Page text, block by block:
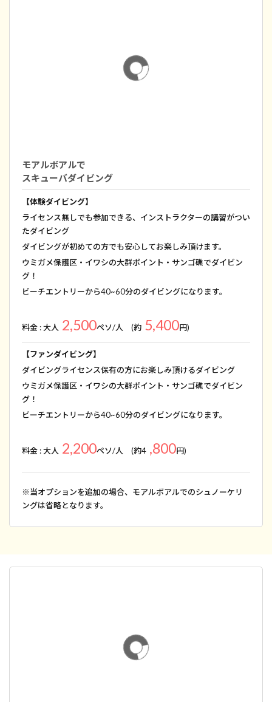
モアルボアルで
スキューバダイビング
【体験ダイビング】
ライセンス無しでも参加できる、インストラクターの講習がつい
たダイビング
ダイビングが初めての方でも安心してお楽しみ頂けます。
ウミガメ保護区・イワシの大群ポイント・サンゴ礁でダイビン
グ！
ビーチエントリーから40~60分のダイビングになります。
料金 : 大人 2,500ペソ/人 (約 5,400円)
【ファンダイビング】
ダイビングライセンス保有の方にお楽しみ頂けるダイビング
ウミガメ保護区・イワシの大群ポイント・サンゴ礁でダイビン
グ！
ビーチエントリーから40~60分のダイビングになります。
料金 : 大人 2,200ペソ/人 (約4 ,800円)
※当オプションを追加の場合、モアルボアルでのシュノーケリ
ングは省略となります。